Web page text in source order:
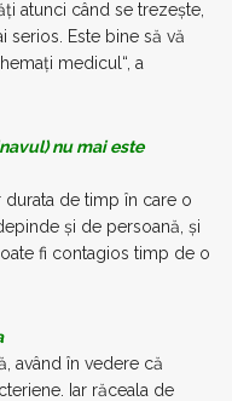
atunci când se trezeşte,
serios. Este bine să vă
medicul“, a
nu mai este
durata de timp în care o
şi de persoană, şi
fi contagios timp de o
având în vedere că
Iar răceala de